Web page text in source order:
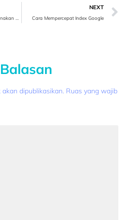
NEXT
Cara Mempercepat Index Google
dipublikasikan. Ruas yang wajib